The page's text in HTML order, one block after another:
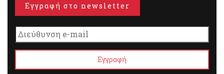
Εγγραφή στο newsletter